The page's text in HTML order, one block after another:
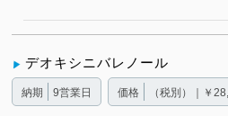
デオキシニバレノール
納期 9営業日 価格 （税別）｜￥